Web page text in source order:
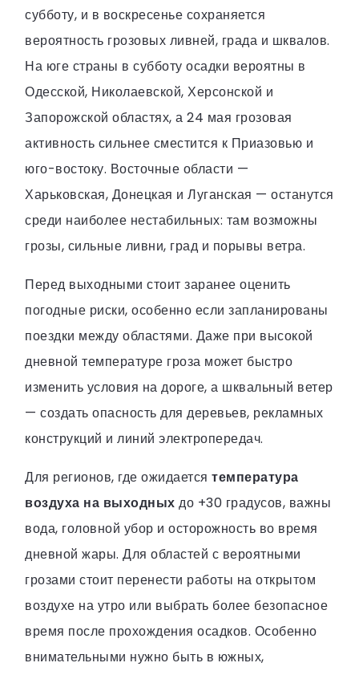
субботу, и в воскресенье сохраняется
вероятность грозовых ливней, града и шквалов.
На юге страны в субботу осадки вероятны в
Одесской, Николаевской, Херсонской и
Запорожской областях, а 24 мая грозовая
активность сильнее сместится к Приазовью и
юго-востоку. Восточные области —
Харьковская, Донецкая и Луганская — останутся
среди наиболее нестабильных: там возможны
грозы, сильные ливни, град и порывы ветра.
Перед выходными стоит заранее оценить
погодные риски, особенно если запланированы
поездки между областями. Даже при высокой
дневной температуре гроза может быстро
изменить условия на дороге, а шквальный ветер
— создать опасность для деревьев, рекламных
конструкций и линий электропередач.
Для регионов, где ожидается температура
воздуха на выходных до +30 градусов, важны
вода, головной убор и осторожность во время
дневной жары. Для областей с вероятными
грозами стоит перенести работы на открытом
воздухе на утро или выбрать более безопасное
время после прохождения осадков. Особенно
внимательными нужно быть в южных,